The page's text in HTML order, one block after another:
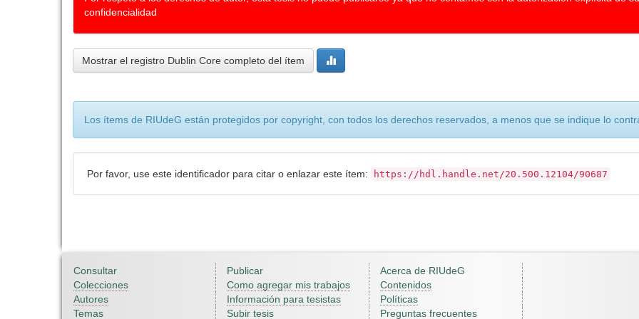
confidencialidad
Mostrar el registro Dublin Core completo del ítem
Los ítems de RIUdeG están protegidos por copyright, con todos los derechos reservados, a menos que se indique lo
Por favor, use este identificador para citar o enlazar este ítem: https://hdl.handle.net/20.500.12104/90687
Consultar
Colecciones
Autores
Temas
Publicar
Como agregar mis trabajos
Información para tesistas
Subir tesis
Acerca de RIUdeG
Contenidos
Políticas
Preguntas frecuentes